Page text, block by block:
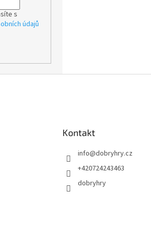
s
údajů
Kontakt
info@dobryhry.cz
+420724243463
dobryhry